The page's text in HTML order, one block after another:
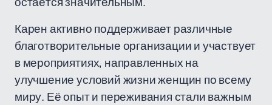
Карен активно поддерживает различные
благотворительные организации и участвует
в мероприятиях, направленных на
улучшение условий жизни женщин по всему
миру. Её опыт и переживания стали важным